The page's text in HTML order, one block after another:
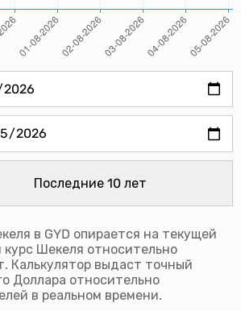
в GYD опирается на текущей
курс Шекеля относительно
Калькулятор выдаст точный
Доллара относительно
в реальном времени.